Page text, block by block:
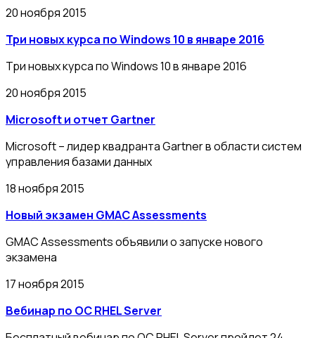
20 ноября 2015
Три новых курса по Windows 10 в январе 2016
Три новых курса по Windows 10 в январе 2016
20 ноября 2015
Microsoft и отчет Gartner
Microsoft – лидер квадранта Gartner в области систем
управления базами данных
18 ноября 2015
Новый экзамен GMAC Assessments
GMAC Assessments объявили о запуске нового
экзамена
17 ноября 2015
Вебинар по ОС RHEL Server